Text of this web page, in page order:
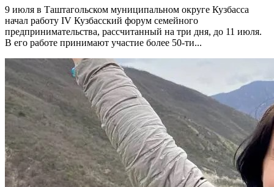
9 июля в Таштагольском муниципальном округе Кузбасса
начал работу IV Кузбасский форум семейного
предпринимательства, рассчитанный на три дня, до 11 июля.
В его работе принимают участие более 50-ти...